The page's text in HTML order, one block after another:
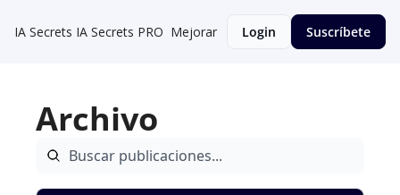
IA Secrets IA Secrets PRO Mejorar Login Suscríbete
Archivo